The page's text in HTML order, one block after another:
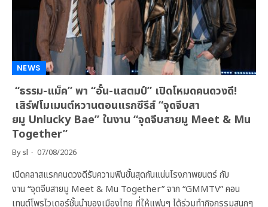
NEWS
“ธรรม-แม็ค” พา “อั๋น-แสตมป์” เปิดโหมดคนดวงดี!
เสิร์ฟโมเมนต์หวานตอนแรกซีรีส์ “จุดจีบสา
ยมู Unlucky Bae” ในงาน “จุดจีบสายมู Meet & Mu
Together”
Bysl 07/08/2026
เปิดคลาสแรกคนดวงดีรับความฟินขั้นสุดกันแน่นโรงภาพยนตร์ กับ
งาน “จุดจีบสายมู Meet & Mu Together” จาก “GMMTV” คอน
เทนต์โพรไวเดอร์ชั้นนำของเมืองไทย ที่ให้แฟนๆ ได้ร่วมทำกิจกรรมสนุกๆ